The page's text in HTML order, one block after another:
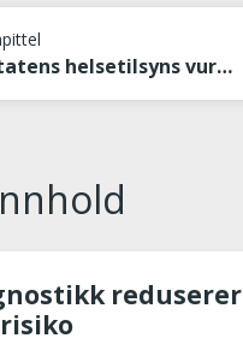
Del 3 Statens helsetilsyns vurdering av det tilsynet avdekket
reduserer